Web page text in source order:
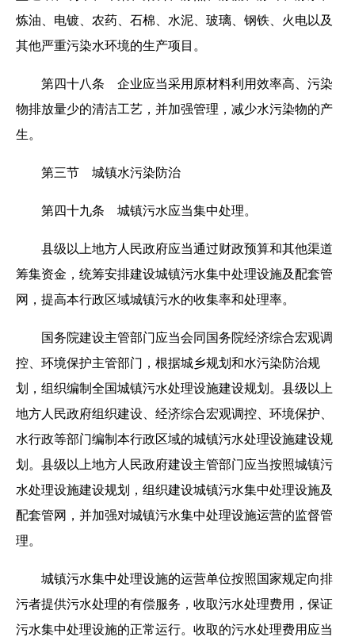
炼油、电镀、农药、石棉、水泥、玻璃、钢铁、火电以及
其他严重污染水环境的生产项目。
第四十八条 企业应当采用原材料利用效率高、污染
物排放量少的清洁工艺，并加强管理，减少水污染物的产
生。
第三节 城镇水污染防治
第四十九条 城镇污水应当集中处理。
县级以上地方人民政府应当通过财政预算和其他渠道
筹集资金，统筹安排建设城镇污水集中处理设施及配套管
网，提高本行政区域城镇污水的收集率和处理率。
国务院建设主管部门应当会同国务院经济综合宏观调
控、环境保护主管部门，根据城乡规划和水污染防治规
划，组织编制全国城镇污水处理设施建设规划。县级以上
地方人民政府组织建设、经济综合宏观调控、环境保护、
水行政等部门编制本行政区域的城镇污水处理设施建设规
划。县级以上地方人民政府建设主管部门应当按照城镇污
水处理设施建设规划，组织建设城镇污水集中处理设施及
配套管网，并加强对城镇污水集中处理设施运营的监督管
理。
城镇污水集中处理设施的运营单位按照国家规定向排
污者提供污水处理的有偿服务，收取污水处理费用，保证
污水集中处理设施的正常运行。收取的污水处理费用应当